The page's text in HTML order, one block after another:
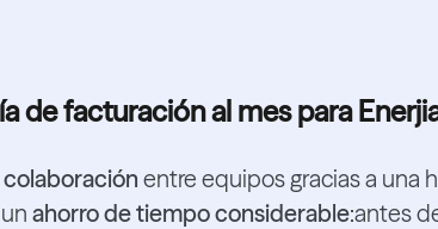
de facturación al mes para
entre equipos gracias a una
ahorro de tiempo considerable:antes